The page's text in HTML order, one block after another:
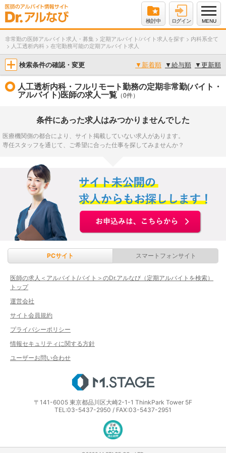
検討中 ログイン MENU
非常勤の医師アルバイト求人・募集 > 定期アルバイト/バイト求人を探す > 内科系全て
> 人工透析内科 > 在宅勤務可能の定期アルバイト求人
検索条件の確認・変更 ▼ 新着順 ▼給与順 ▼更新順
人工透析内科・フルリモート勤務の定期非常勤(バイト・
アルバイト)医師の求人一覧 （0件）
条件にあった求人はみつかりませんでした
医療機関側の都合により、サイト掲載していない求人があります。
専任スタッフを通じて、ご希望に合った仕事を探してみませんか？
PCサイト スマートフォンサイト
医師の求人＜アルバイト/バイト＞のDr.アルなび（定期アルバイトを検索）
トップ
運営会社
サイト会員規約
プライバシーポリシー
情報セキュリティに関する方針
ユーザーお問い合わせ
〒141-6005 東京都品川区大崎2-1-1 ThinkPark Tower 5F
TEL:03-5437-2950 / FAX:03-5437-2951